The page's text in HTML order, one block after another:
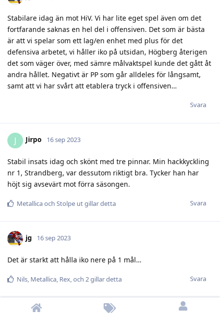
Stabilare idag än mot HiV. Vi har lite eget spel även om det
fortfarande saknas en hel del i offensiven. Det som är bästa
är att vi spelar som ett lag/en enhet med plus för det
defensiva arbetet, vi håller iko på utsidan, Högberg återigen
det som väger över, med sämre målvaktspel kunde det gått åt
andra hållet. Negativt är PP som går alldeles för långsamt,
samt att vi har svårt att etablera tryck i offensiven…
Svara
J Jirpo 16 sep 2023
Stabil insats idag och skönt med tre pinnar. Min hackkyckling
nr 1, Strandberg, var dessutom riktigt bra. Tycker han har
höjt sig avsevärt mot förra säsongen.
Svara
Metallicaoch Stolpe utgillar detta
jg 16 sep 2023
Det är starkt att hålla iko nere på 1 mål…
Svara
Nils, Metallica, Rex, och 2gillar detta